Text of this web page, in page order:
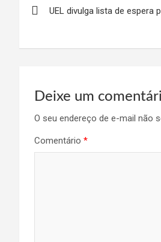
Post
UEL divulga lista de espera
Deixe um
O seu endereço de e-mail não
Comentário *